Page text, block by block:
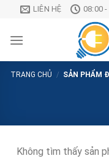
Chuyển
nội
LIÊN HỆ 08:00
TRANG CHỦ / SẢN PHẨM
Không tìm thấy sản